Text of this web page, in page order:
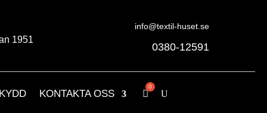
1951
info@textil-huset.se
0380-12591
KONTAKTA OSS